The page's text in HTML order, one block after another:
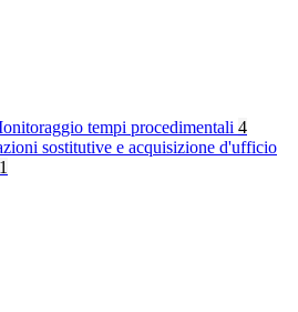
tempi procedimentali 4
sostitutive e acquisizione d'ufficio
1